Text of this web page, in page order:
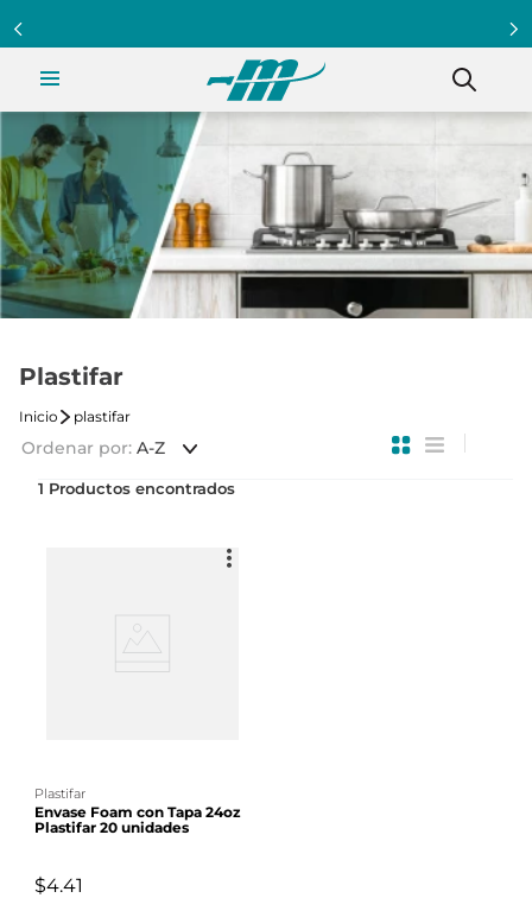
Plastifar
plastifar
Ordenar por A-Z
1
plastifar
Envase Foam con Tapa 24oz
Plastifar 20 unidades
$4.41